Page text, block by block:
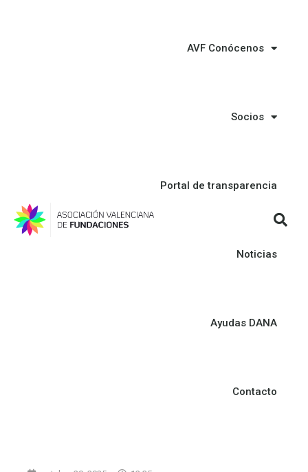
AVF Conócenos
Socios
Portal de transparencia
Noticias
Ayudas DANA
Contacto